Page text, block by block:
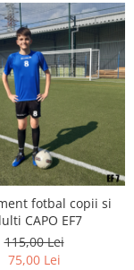
fotbal copii si
CAPO EF7
115,00 Lei
75,00 Lei